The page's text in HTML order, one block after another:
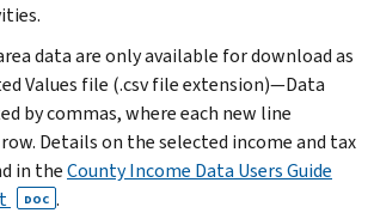
data are only available for download as
Values file (.csv file extension)—Data
by commas, where each new line
Details on the selected income and tax
in theCounty Income Data Users Guide
DOC .